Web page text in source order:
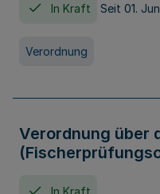
In Kraft Seit 01.
Verordnung
Verordnung über
In Kraft